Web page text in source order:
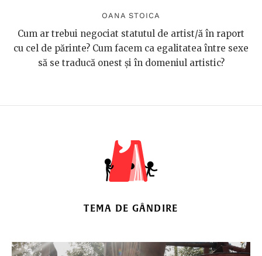
OANA STOICA
Cum ar trebui negociat statutul de artist/ă în raport
cu cel de părinte? Cum facem ca egalitatea între sexe
să se traducă onest și în domeniul artistic?
TEMA DE GÂNDIRE